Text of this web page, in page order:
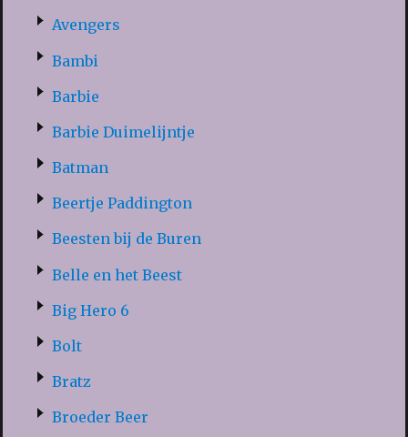
Avengers
Bambi
Barbie
Barbie Duimelijntje
Batman
Beertje Paddington
Beesten bij de Buren
Belle en het Beest
Big Hero 6
Bolt
Bratz
Broeder Beer